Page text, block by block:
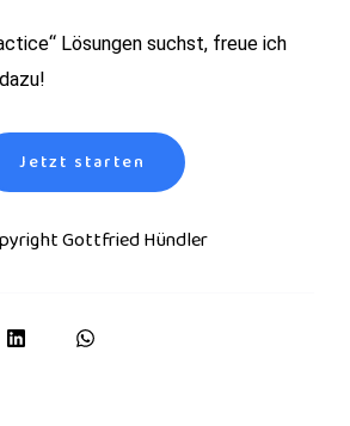
Lösungen suchst, freue ich
Jetzt starten
Gottfried Hündler